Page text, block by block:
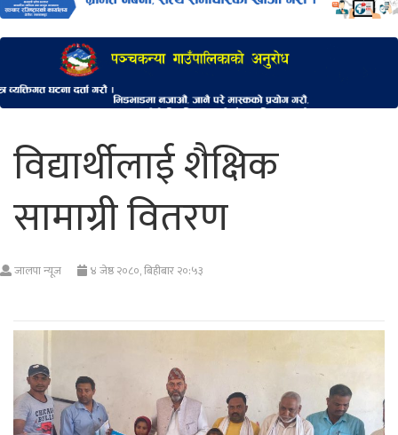
विद्यार्थीलाई शैक्षिक
सामाग्री वितरण
जालपा न्यूज ४ जेष्ठ २०८०, बिहीबार २०:५३